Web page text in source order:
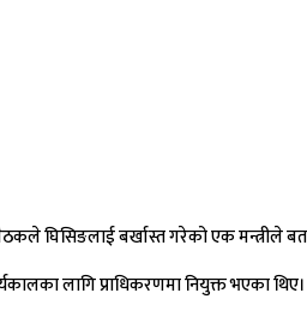
घिसिङलाई बर्खास्त गरेको एक मन्त्रीले
लागि प्राधिकरणमा नियुक्त भएका थिए।